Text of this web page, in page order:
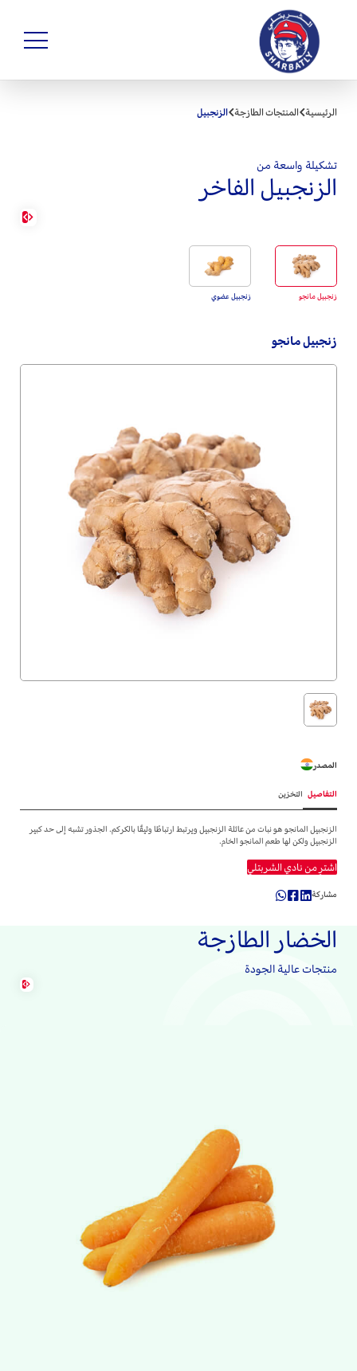
الرئيسية المنتجات الطازجة الزنجبيل
تشكيلة واسعة من
الزنجبيل الفاخر
زنجبيل مانجو زنجبيل عضوي
زنجبيل مانجو
المصدر
التفاصيل التخزين
الزنجبيل المانجو هو نبات من عائلة الزنجبيل ويرتبط ارتباطًا وثيقًا بالكركم. الجذور تشبه إلى حد كبير
الزنجبيل ولكن لها طعم المانجو الخام.
اشترِ من نادي الشربتلي
مشاركة
الخضار الطازجة
منتجات عالية الجودة